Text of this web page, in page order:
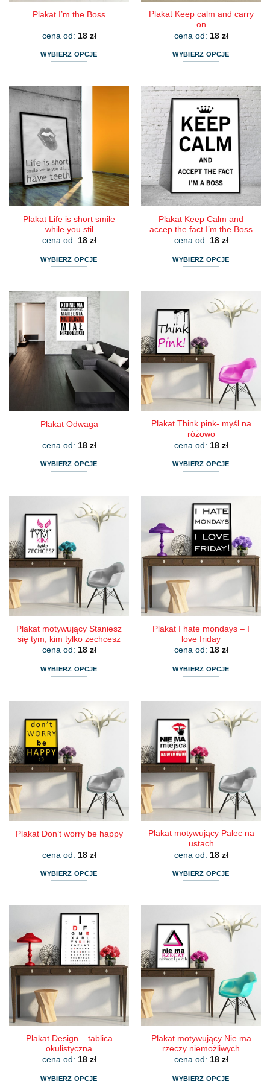
Plakat I’m the Boss
cena od: 18 zł
WYBIERZ OPCJE
ma
wiele
wariantów.
Opcje
można
wybrać
na
stronie
produktu
Plakat Keep calm and carry
on
cena od: 18 zł
WYBIERZ OPCJE
ma
wiele
wariantów.
Opcje
można
wybrać
na
stronie
produktu
Plakat Life is short smile
while you stil
cena od: 18 zł
WYBIERZ OPCJE
ma
wiele
wariantów.
Opcje
można
wybrać
na
stronie
Plakat Keep Calm and
accep the fact I’m the Boss
cena od: 18 zł
WYBIERZ OPCJE
wiele
wariantów.
Opcje
można
wybrać
na
stronie
produktu
Plakat Odwaga
cena od: 18 zł
WYBIERZ OPCJE
wiele
wariantów.
Opcje
można
wybrać
na
stronie
produktu
Plakat Think pink- myśl na
różowo
cena od: 18 zł
WYBIERZ OPCJE
ma
wiele
wariantów.
Opcje
można
wybrać
produktu
Plakat motywujący Staniesz
się tym, kim tylko zechcesz
cena od: 18 zł
WYBIERZ OPCJE
wiele
wariantów.
Opcje
można
wybrać
na
stronie
produktu
Plakat I hate mondays – I
love friday
cena od: 18 zł
WYBIERZ OPCJE
wiele
wariantów.
Opcje
można
wybrać
na
stronie
produktu
Plakat Don’t worry be happy
cena od: 18 zł
WYBIERZ OPCJE
ma
wiele
wariantów.
Opcje
można
wybrać
na
stronie
produktu
Plakat motywujący Palec na
ustach
cena od: 18 zł
WYBIERZ OPCJE
wiele
wariantów.
Opcje
można
wybrać
na
stronie
produktu
Plakat Design – tablica
okulistyczna
cena od: 18 zł
WYBIERZ OPCJE
Plakat motywujący Nie ma
rzeczy niemożliwych
cena od: 18 zł
WYBIERZ OPCJE